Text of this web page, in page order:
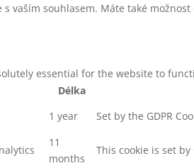
vaším souhlasem. Máte také
essential for the website to
Délka
1 year Set by the GDPR
11
months
This cookie is set